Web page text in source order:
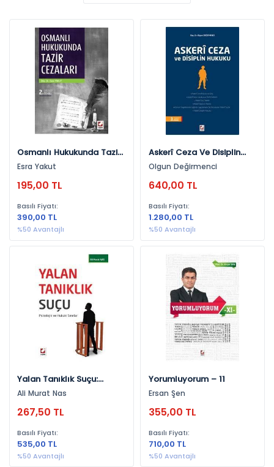
Konulara Göre
Ceza Hukuku (468)
Yayınevlerine Göre
Seçkin Yayıncılık (459)
Ekin Yayınevi (4)
Astana Yayınları (4)
Adalet Yayınevi (1)
Yıllara Göre
2025 (58)
2022 (50)
2021 (48)
2024 (41)
2020 (39)
2019 (32)
2023 (28)
2017 (23)
2015 (11)
2011 (8)
Osmanlı Hukukunda Tazir
Cezaları
Esra Yakut
195,00 TL
Basılı Fiyatı:
390,00 TL
%50 Avantajlı
Askerî Ceza Ve Disiplin
Hukuku
Olgun Değirmenci
640,00 TL
Basılı Fiyatı:
1.280,00 TL
%50 Avantajlı
Yalan Tanıklık Suçu:
Psikolojik Ve Hukuki
Ali Murat Nas
267,50 TL
Basılı Fiyatı:
535,00 TL
%50 Avantajlı
Yorumluyorum – 11
Ersan Şen
355,00 TL
Basılı Fiyatı:
710,00 TL
%50 Avantajlı